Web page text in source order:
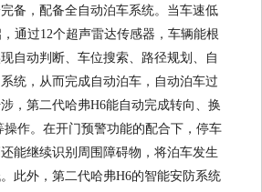
备，配备全自动泊车系统。当车速低
通过12个超声雷达传感器，车辆能根
自动判断、车位搜索、路径规划、自
统，从而完成自动泊车，自动泊车过
，第二代哈弗H6能自动完成转向、换
作。在开门预警功能的配合下，停车
能继续识别周围障碍物，将泊车发生
此外，第二代哈弗H6的智能安防系统